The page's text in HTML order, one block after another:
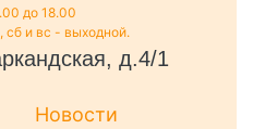
до 18.00
сб и вс - выходной.
д.4/1
Новости